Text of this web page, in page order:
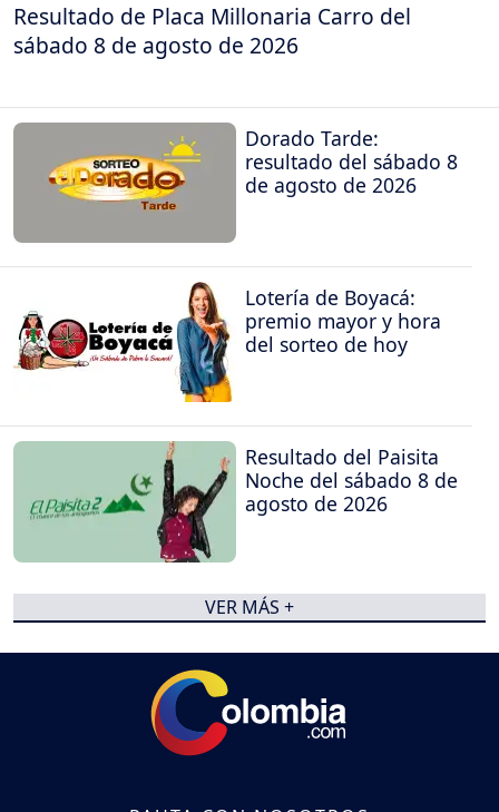
Resultado de Placa Millonaria Carro del
sábado 8 de agosto de 2026
Dorado Tarde:
resultado del sábado 8
de agosto de 2026
Lotería de Boyacá:
premio mayor y hora
del sorteo de hoy
Resultado del Paisita
Noche del sábado 8 de
agosto de 2026
VER MÁS +